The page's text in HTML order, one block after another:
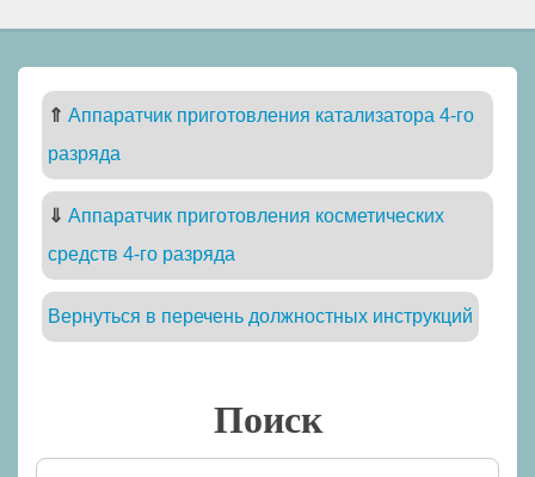
⇑ Аппаратчик приготовления катализатора 4-го
разряда
⇓ Аппаратчик приготовления косметических
средств 4-го разряда
Вернуться в перечень должностных инструкций
Поиск